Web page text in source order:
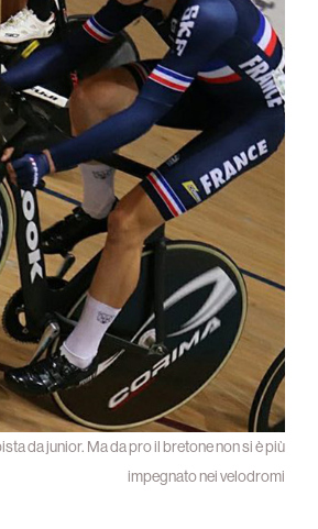
da junior. Ma da pro il bretone non si è più
impegnato nei velodromi